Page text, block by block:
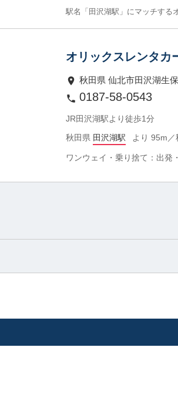
駅名「田沢湖駅」にマッチする
オリックスレンタカ
秋田県 仙北市田沢湖生
0187-58-0543
JR田沢湖駅より徒歩1分
秋田県 田沢湖駅 より 95m
ワンウェイ・乗り捨て：出発